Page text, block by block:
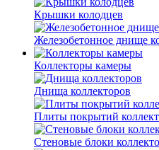
Крышки колодцев
Железобетонное днище
Коллекторы камеры
Днища коллекторов
Плиты покрытий
Стеновые блоки